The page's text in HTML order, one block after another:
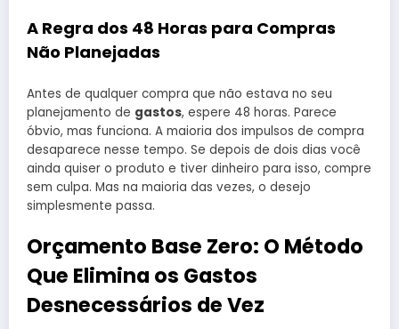
A Regra dos 48 Horas para Compras
Não Planejadas
Antes de qualquer compra que não estava no seu
planejamento de gastos, espere 48 horas. Parece
óbvio, mas funciona. A maioria dos impulsos de compra
desaparece nesse tempo. Se depois de dois dias você
ainda quiser o produto e tiver dinheiro para isso, compre
sem culpa. Mas na maioria das vezes, o desejo
simplesmente passa.
Orçamento Base Zero: O Método
Que Elimina os Gastos
Desnecessários de Vez